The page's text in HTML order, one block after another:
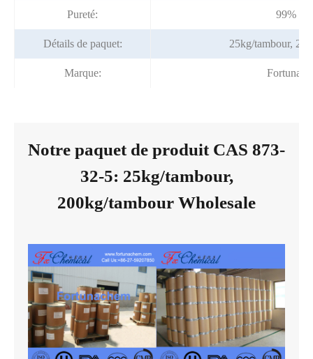
Pureté: 99%
Détails de paquet: 25kg/tambour,
Marque:
Notre paquet de produit CAS 873-
32-5: 25kg/tambour,
200kg/tambour Wholesale